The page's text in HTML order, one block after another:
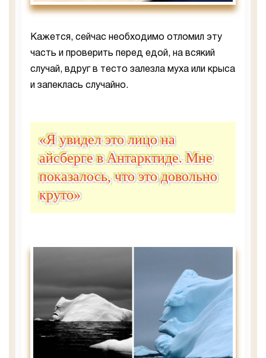
Кажется, сейчас необходимо отломил эту
часть и проверить перед едой, на всякий
случай, вдруг в тесто залезла муха или крыса
и запеклась случайно.
«Я увидел это лицо на
айсберге в Антарктиде. Мне
показалось, что это довольно
круто»